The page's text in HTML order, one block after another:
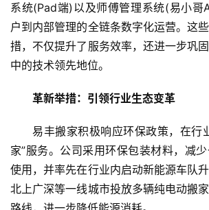
资
讯
商
生
活
科
系统(Pad端)以及师傅管理系统(易小哥
户到内部管理的全链条数字化运营。这
措，不仅提升了服务效率，还进一步巩
中的技术领先地位。
革新举措：引领行业生态变革
易丰搬家积极响应环保政策，在行
家”服务。公司采用环保包装材料，减
使用，并率先在行业内启动新能源车队
北上广深等一线城市投放多辆纯电动搬